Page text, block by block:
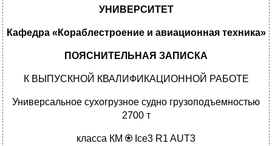
УНИВЕРСИТЕТ
Кафедра «Кораблестроение и авиационная техника»
ПОЯСНИТЕЛЬНАЯ ЗАПИСКА
К ВЫПУСКНОЙ КВАЛИФИКАЦИОННОЙ РАБОТЕ
Универсальное сухогрузное судно грузоподъемностью
2700 т
класса КМ Ice3 R1 AUT3